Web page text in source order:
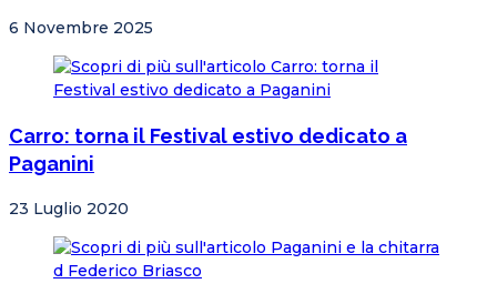
6 Novembre 2025
Carro: torna il Festival estivo dedicato a
Paganini
23 Luglio 2020